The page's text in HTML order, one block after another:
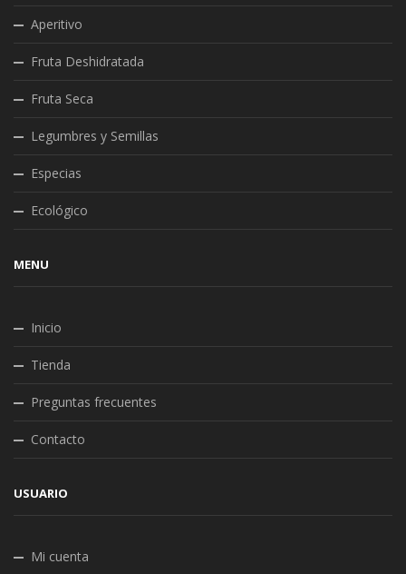
Aperitivo
Fruta Deshidratada
Fruta Seca
Legumbres y Semillas
Especias
Ecológico
MENU
Inicio
Tienda
Preguntas frecuentes
Contacto
USUARIO
Mi cuenta